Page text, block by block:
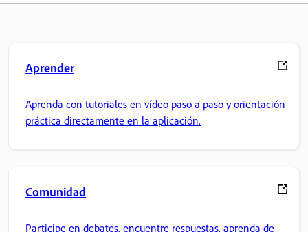
Aprender
Aprenda con tutoriales en vídeo paso a paso y orientación
práctica directamente en la aplicación.
Comunidad
Participe en debates, encuentre respuestas, aprenda de